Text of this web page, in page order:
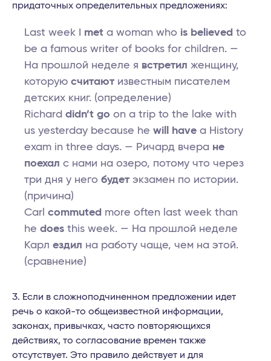
придаточных определительных предложениях:
Last week I met a woman who is believed to
be a famous writer of books for children. —
На прошлой неделе я встретил женщину,
которую считают известным писателем
детских книг. (определение)
Richard didn’t go on a trip to the lake with
us yesterday because he will have a History
exam in three days. — Ричард вчера не
поехал с нами на озеро, потому что через
три дня у него будет экзамен по истории.
(причина)
Carl commuted more often last week than
he does this week. — На прошлой неделе
Карл ездил на работу чаще, чем на этой.
(сравнение)
Если в сложноподчиненном предложении идет
речь о какой-то общеизвестной информации,
законах, привычках, часто повторяющихся
действиях, то согласование времен также
отсутствует. Это правило действует и для